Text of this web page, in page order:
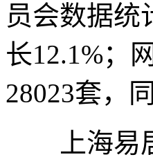
员会数据统
长12.1%；
28023套，
上海易居